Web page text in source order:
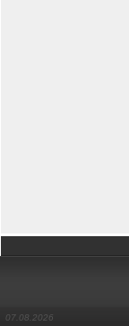
07.08.2026